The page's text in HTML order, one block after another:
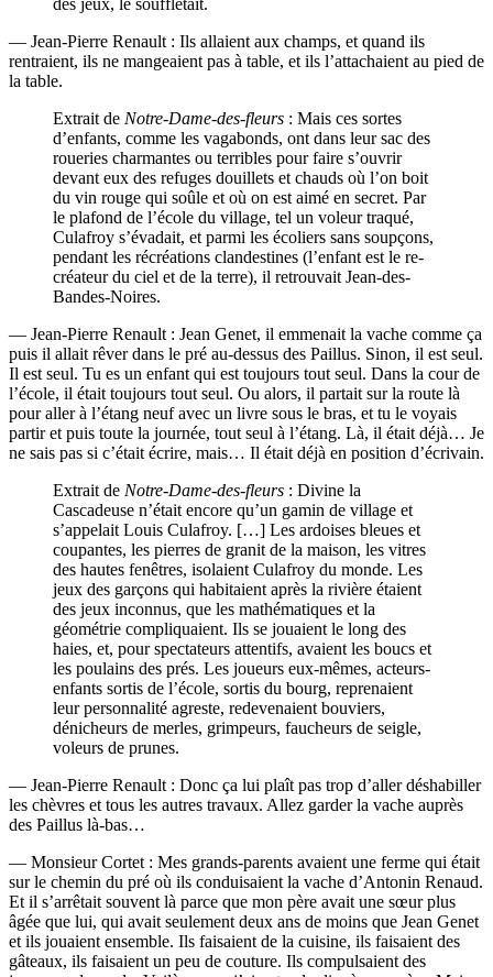
— Jean-Pierre Renault : Ils allaient aux champs, et quand ils
rentraient, ils ne mangeaient pas à table, et ils l’attachaient au pied de
la table.
Extrait de Notre-Dame-des-fleurs : Mais ces sortes
d’enfants, comme les vagabonds, ont dans leur sac des
roueries charmantes ou terribles pour faire s’ouvrir
devant eux des refuges douillets et chauds où l’on boit
du vin rouge qui soûle et où on est aimé en secret. Par
le plafond de l’école du village, tel un voleur traqué,
Culafroy s’évadait, et parmi les écoliers sans soupçons,
pendant les récréations clandestines (l’enfant est le re-
créateur du ciel et de la terre), il retrouvait Jean-des-
Bandes-Noires.
— Jean-Pierre Renault : Jean Genet, il emmenait la vache comme ça
puis il allait rêver dans le pré au-dessus des Paillus. Sinon, il est seul.
Il est seul. Tu es un enfant qui est toujours tout seul. Dans la cour de
l’école, il était toujours tout seul. Ou alors, il partait sur la route là
pour aller à l’étang neuf avec un livre sous le bras, et tu le voyais
partir et puis toute la journée, tout seul à l’étang. Là, il était déjà… Je
ne sais pas si c’était écrire, mais… Il était déjà en position d’écrivain.
Extrait de Notre-Dame-des-fleurs : Divine la
Cascadeuse n’était encore qu’un gamin de village et
s’appelait Louis Culafroy. […] Les ardoises bleues et
coupantes, les pierres de granit de la maison, les vitres
des hautes fenêtres, isolaient Culafroy du monde. Les
jeux des garçons qui habitaient après la rivière étaient
des jeux inconnus, que les mathématiques et la
géométrie compliquaient. Ils se jouaient le long des
haies, et, pour spectateurs attentifs, avaient les boucs et
les poulains des prés. Les joueurs eux-mêmes, acteurs-
enfants sortis de l’école, sortis du bourg, reprenaient
leur personnalité agreste, redevenaient bouviers,
dénicheurs de merles, grimpeurs, faucheurs de seigle,
voleurs de prunes.
— Jean-Pierre Renault : Donc ça lui plaît pas trop d’aller déshabiller
les chèvres et tous les autres travaux. Allez garder la vache auprès
des Paillus là-bas…
— Monsieur Cortet : Mes grands-parents avaient une ferme qui était
sur le chemin du pré où ils conduisaient la vache d’Antonin Renaud.
Et il s’arrêtait souvent là parce que mon père avait une sœur plus
âgée que lui, qui avait seulement deux ans de moins que Jean Genet
et ils jouaient ensemble. Ils faisaient de la cuisine, ils faisaient des
gâteaux, ils faisaient un peu de couture. Ils compulsaient des